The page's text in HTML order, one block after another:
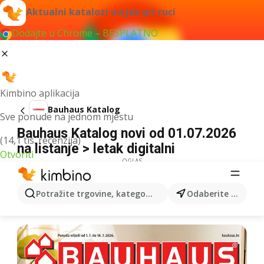
Aktualni katalozi uvijek pri ruci
Dodajte u Chrome – BESPLATNO
Kimbino aplikacija
Sve ponude na jednom mjestu
(14,1 tis. recenzija)
Otvoriti
Potražite trgovine, kategorije, proizvode... Odaberite grad
Bauhaus Katalog
Bauhaus Katalog novi od 01.07.2026
na listanje > letak digitalni
OGLAS